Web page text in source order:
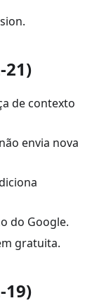
21)
de contexto
envia nova
do Google.
gratuita.
19)